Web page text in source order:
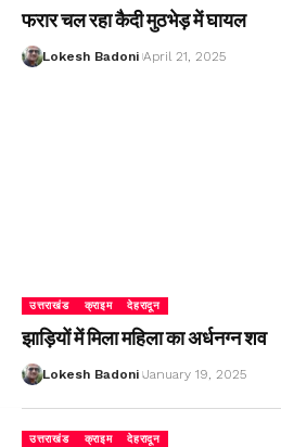
फरार चल रहा कैदी मुठभेड़ में घायल
Lokesh Badoni April 21, 2025
उत्तराखंड क्राइम देहरादून
झाड़ियों में मिला महिला का अर्धनग्न शव
Lokesh Badoni January 19, 2025
उत्तराखंड क्राइम देहरादून